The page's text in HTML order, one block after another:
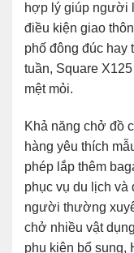
hợp lý giúp người
điều kiện giao
phố đông đúc hay
tuần, Square
mệt mỏi.
Khả năng chở đồ
hàng yêu thích
phép lắp thêm
phục vụ du lịch
người thường
chở nhiều vật
phụ kiện bổ sung,